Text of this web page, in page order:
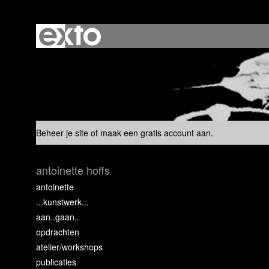
Beheer je site of maak een gratis account aan.
antoinette hoffs
antoinette
...kunstwerk...
aan..gaan..
opdrachten
atelier/workshops
publicaties